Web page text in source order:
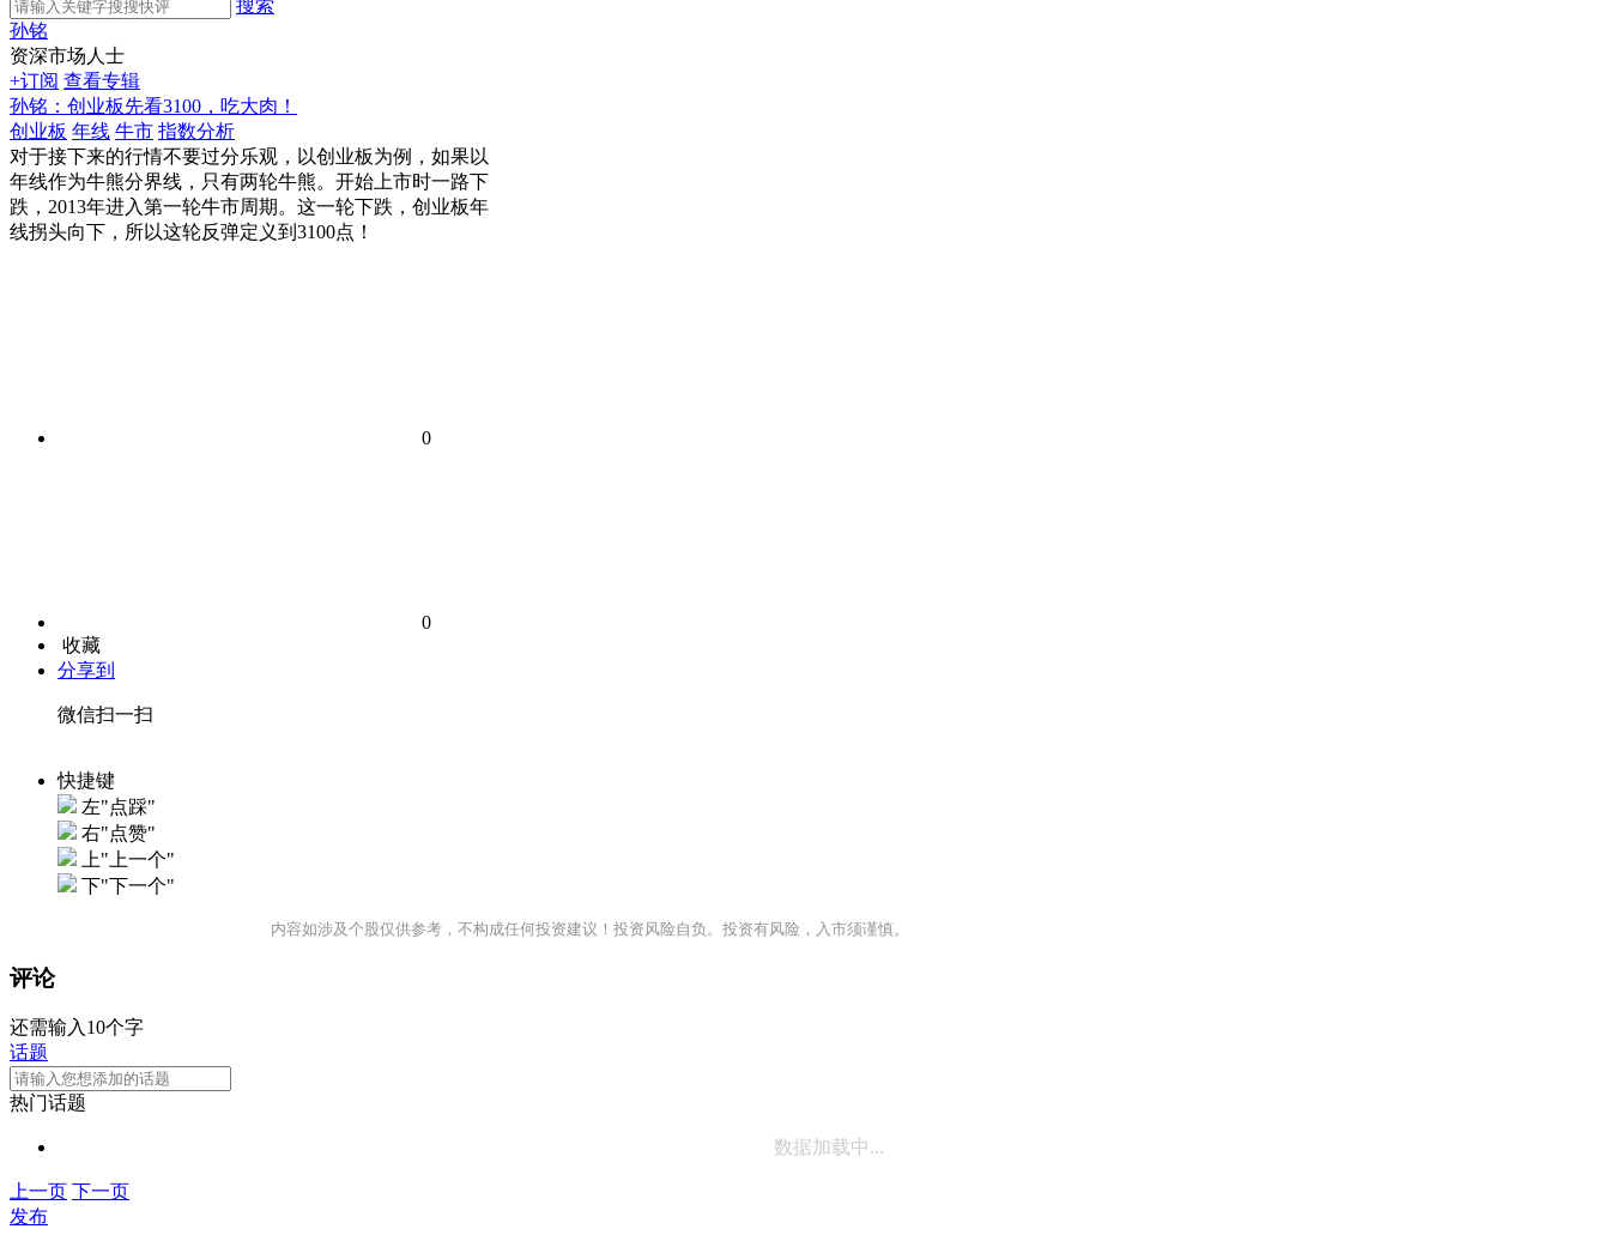
搜索
孙铭
资深市场人士
+订阅 查看专辑
孙铭：创业板先看3100，吃大肉！
创业板 年线 牛市 指数分析
对于接下来的行情不要过分乐观，以创业板为例，如果以
年线作为牛熊分界线，只有两轮牛熊。开始上市时一路下
跌，2013年进入第一轮牛市周期。这一轮下跌，创业板年
线拐头向下，所以这轮反弹定义到3100点！
0
0
收藏
分享到
微信扫一扫
快捷键
左"点踩"
右"点赞"
上"上一个"
下"下一个"
内容如涉及个股仅供参考，不构成任何投资建议！投资风险自负。投资有风险，入市须谨慎。
评论
还需输入10个字
话题
热门话题
数据加载中...
上一页 下一页
发布